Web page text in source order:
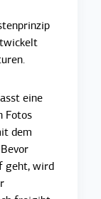
eine
Fotos
dem
geht, wird